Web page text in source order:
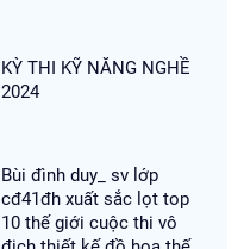
KỲ THI KỸ NĂNG NGHỀ
2024
Bùi đình duy_ sv lớp
cđ41đh xuất sắc lọt top
10 thế giới cuộc thi vô